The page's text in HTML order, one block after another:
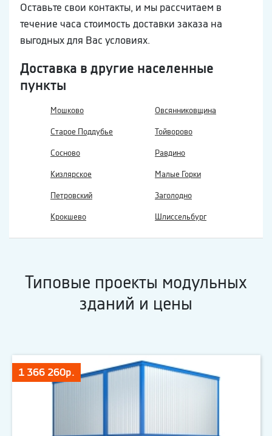
Оставьте свои контакты, и мы рассчитаем в
течение часа стоимость доставки заказа на
выгодных для Вас условиях.
Доставка в другие населенные
пункты
Мошково Овсянниковщина
Старое Поддубье Тойворово
Сосново Равдино
Кизлярское Малые Горки
Петровский Заголодно
Крокшево Шлиссельбург
Типовые проекты модульных
зданий и цены
1 366 260р.